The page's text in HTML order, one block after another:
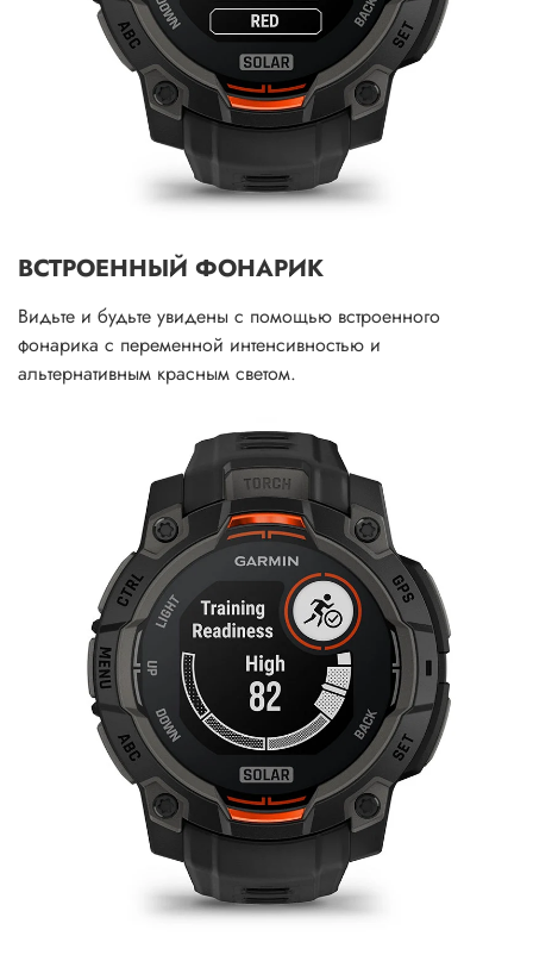
ВСТРОЕННЫЙ ФОНАРИК
Видьте и будьте увидены с помощью встроенного
фонарика с переменной интенсивностью и
альтернативным красным светом.